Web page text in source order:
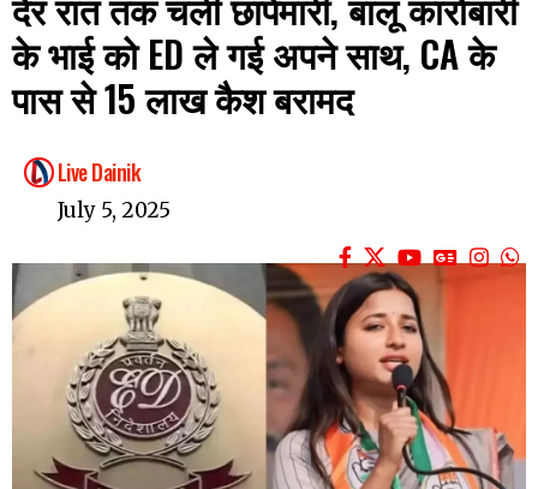
के भाई को ED ले गई अपने साथ, CA के
पास से 15 लाख कैश बरामद
Live Dainik
July 5, 2025